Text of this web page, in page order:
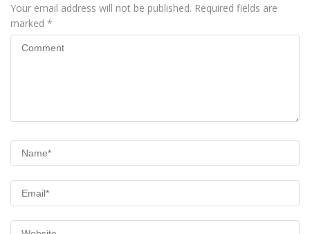
Your email address will not be published. Required fields are
marked *